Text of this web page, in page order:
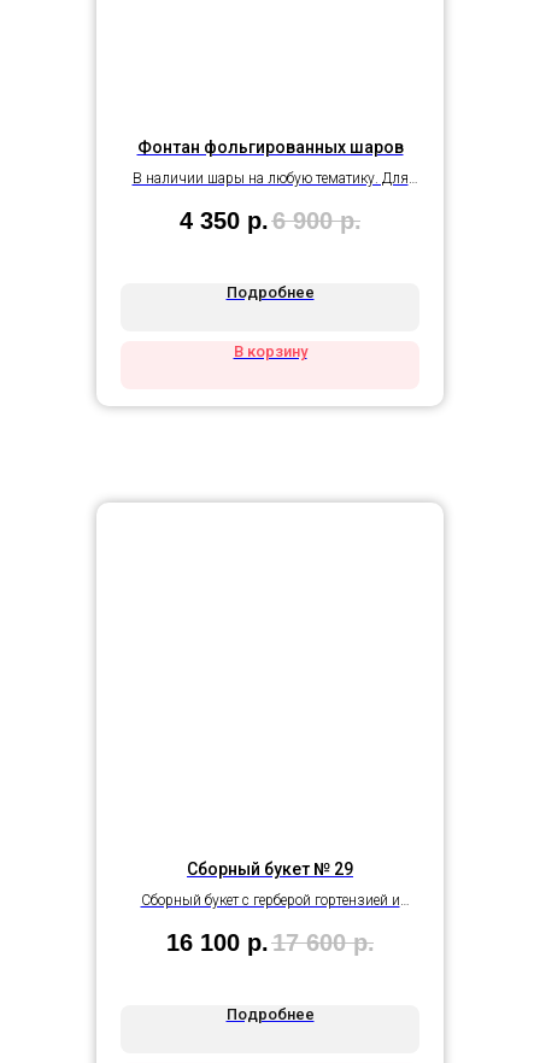
Фонтан фольгированных шаров
В наличии шары на любую тематику. Для
4 350 р.6 900 р.
Подробнее
В корзину
Сборный букет № 29
Сборный букет с герберой гортензией и
16 100 р.17 600 р.
Подробнее